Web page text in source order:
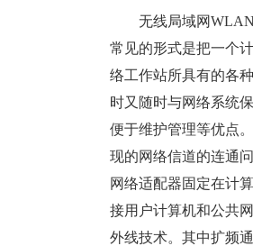
无线局域网WLAN（
常见的形式是把一个
络工作站所具有的各
时又随时与网络系统
便于维护管理等优点
现的网络信道的连通
网络适配器固定在计
接用户计算机和公共
外线技术。其中扩频